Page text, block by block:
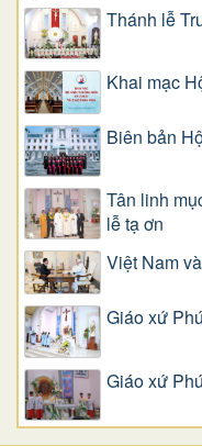
Thánh lễ
Khai mạc
Biên bản
Tân linh
lễ tạ ơn
Việt Nam
Giáo xứ
Giáo xứ